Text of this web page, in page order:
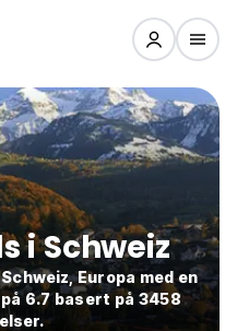
i Schweiz
Europa med en
6.7 basert på 3458